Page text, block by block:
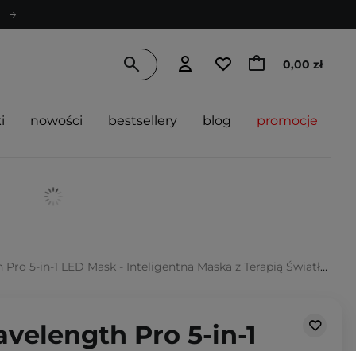
0,00 zł
nowości bestsellery blog promocje
5-in-1 LED Mask - Inteligentna Maska z Terapią Światłem
Pro 5-in-1